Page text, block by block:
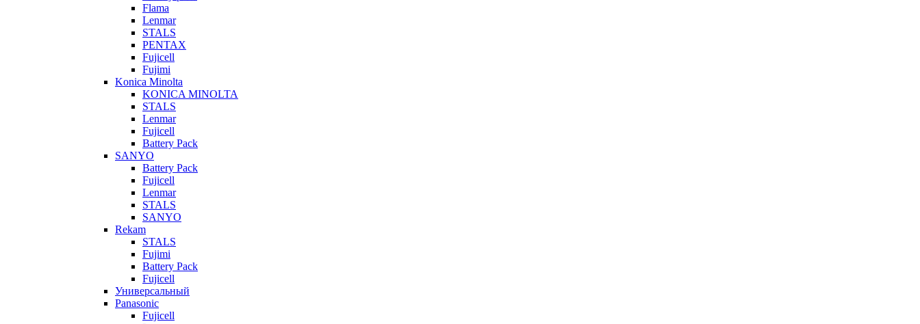
Flama
Lenmar
STALS
PENTAX
Fujicell
Fujimi
Konica Minolta
KONICA MINOLTA
STALS
Lenmar
Fujicell
Battery Pack
SANYO
Battery Pack
Fujicell
Lenmar
STALS
SANYO
Rekam
STALS
Fujimi
Battery Pack
Fujicell
Универсальный
Panasonic
Fujicell